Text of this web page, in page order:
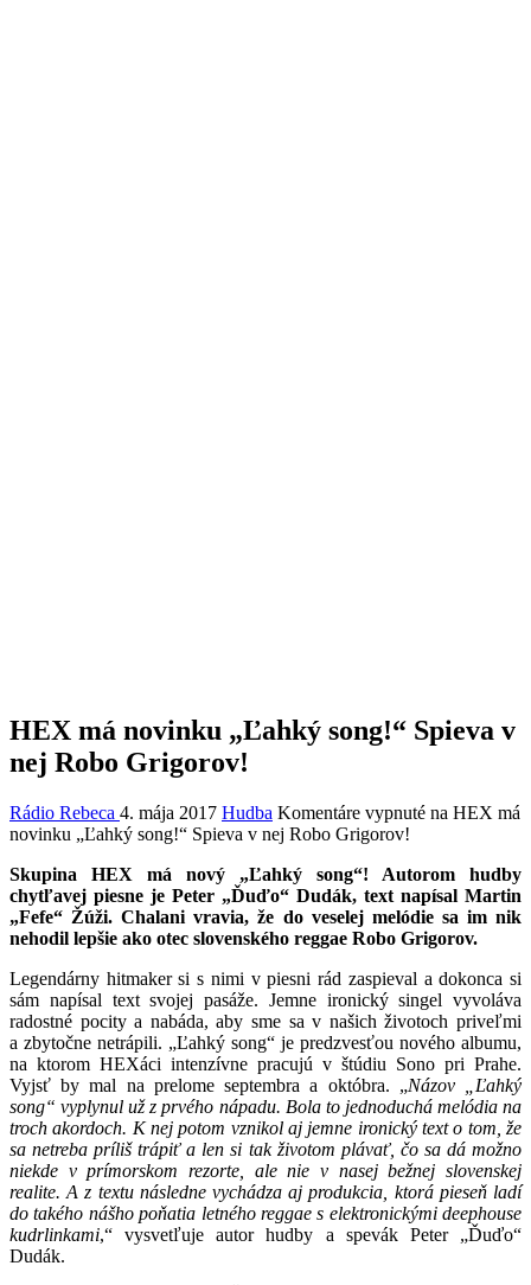
HEX má novinku „Ľahký song!“ Spieva v
nej Robo Grigorov!
Rádio Rebeca 4. mája 2017 Hudba Komentáre vypnuté na HEX má
novinku „Ľahký song!“ Spieva v nej Robo Grigorov!
Skupina HEX má nový „Ľahký song“! Autorom hudby
chytľavej piesne je Peter „Ďuďo“ Dudák, text napísal Martin
„Fefe“ Žúži. Chalani vravia, že do veselej melódie sa im nik
nehodil lepšie ako otec slovenského reggae Robo Grigorov.
Legendárny hitmaker si s nimi v piesni rád zaspieval a dokonca si
sám napísal text svojej pasáže. Jemne ironický singel vyvoláva
radostné pocity a nabáda, aby sme sa v našich životoch priveľmi
a zbytočne netrápili. „Ľahký song“ je predzvesťou nového albumu,
na ktorom HEXáci intenzívne pracujú v štúdiu Sono pri Prahe.
Vyjsť by mal na prelome septembra a októbra. „Názov „Ľahký
song“ vyplynul už z prvého nápadu. Bola to jednoduchá melódia na
troch akordoch. K nej potom vznikol aj jemne ironický text o tom, že
sa netreba príliš trápiť a len si tak životom plávať, čo sa dá možno
niekde v prímorskom rezorte, ale nie v nasej bežnej slovenskej
realite. A z textu následne vychádza aj produkcia, ktorá pieseň ladí
do takého nášho poňatia letného reggae s elektronickými deephouse
kudrlinkami,“ vysvetľuje autor hudby a spevák Peter „Ďuďo“
Dudák.